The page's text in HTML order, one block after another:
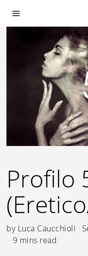
Profilo
by Luca Caucchioli
9 mins read